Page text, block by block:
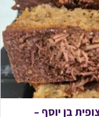
בן יוסף –